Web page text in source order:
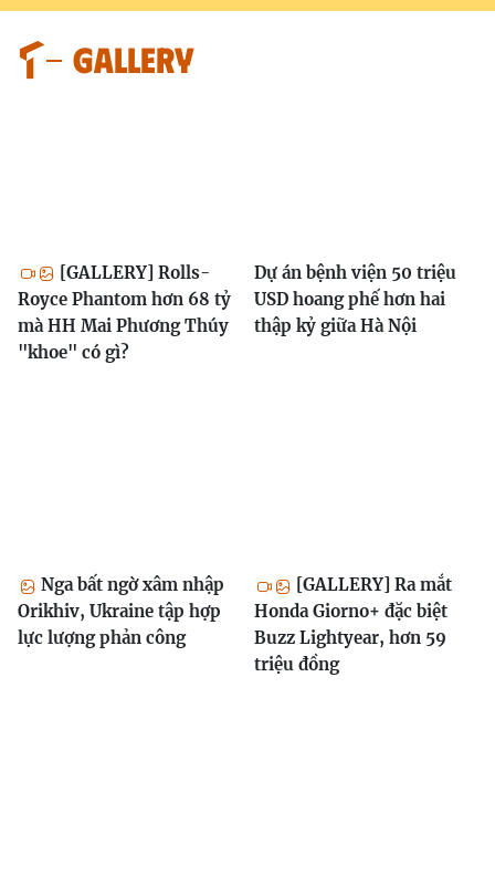
GALLERY
[GALLERY] Rolls-
Royce Phantom hơn 68 tỷ
mà HH Mai Phương Thúy
"khoe" có gì?
Dự án bệnh viện 50 triệu
USD hoang phế hơn hai
thập kỷ giữa Hà Nội
Nga bất ngờ xâm nhập
Orikhiv, Ukraine tập hợp
lực lượng phản công
[GALLERY] Ra mắt
Honda Giorno+ đặc biệt
Buzz Lightyear, hơn 59
triệu đồng